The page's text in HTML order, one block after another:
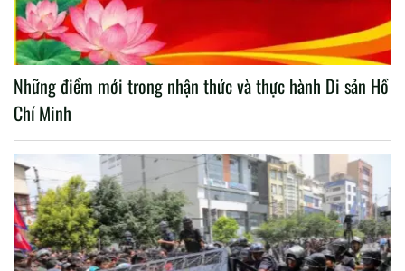
Những điểm mới trong nhận thức và thực hành Di sản Hồ
Chí Minh